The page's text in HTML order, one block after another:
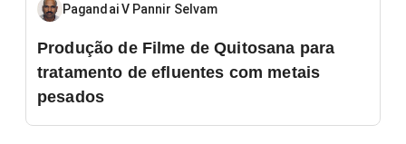
Pagandai V Pannir Selvam
Produção de Filme de Quitosana para
tratamento de efluentes com metais
pesados